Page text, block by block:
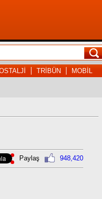
TRİBÜN MOBİL
948,420
Paylaş